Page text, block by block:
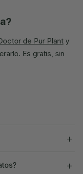
de Pur Plant y
Es gratis, sin
+
+